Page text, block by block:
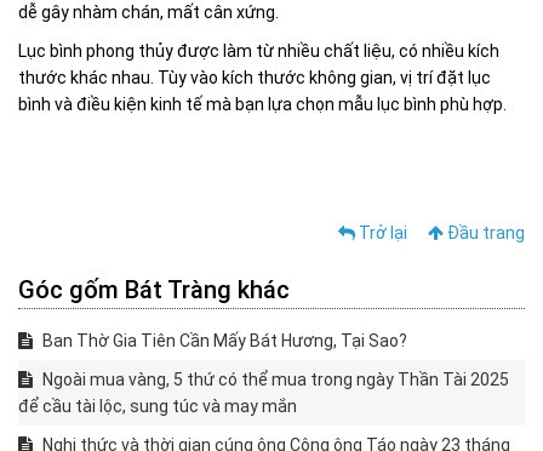
dễ gây nhàm chán, mất cân xứng.
Lục bình phong thủy được làm từ nhiều chất liệu, có nhiều kích
thước khác nhau. Tùy vào kích thước không gian, vị trí đặt lục
bình và điều kiện kinh tế mà bạn lựa chọn mẫu lục bình phù hợp.
Trở lại Đầu trang
Góc gốm Bát Tràng khác
Ban Thờ Gia Tiên Cần Mấy Bát Hương, Tại Sao?
Ngoài mua vàng, 5 thứ có thể mua trong ngày Thần Tài 2025
để cầu tài lộc, sung túc và may mắn
Nghi thức và thời gian cúng ông Công ông Táo ngày 23 tháng